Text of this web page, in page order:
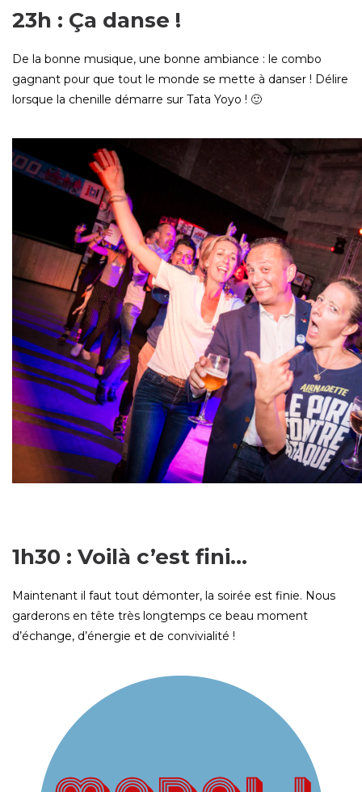
23h : Ça danse !
De la bonne musique, une bonne ambiance : le combo
gagnant pour que tout le monde se mette à danser ! Délire
lorsque la chenille démarre sur Tata Yoyo ! 🙂
1h30 : Voilà c’est fini…
Maintenant il faut tout démonter, la soirée est finie. Nous
garderons en tête très longtemps ce beau moment
d’échange, d’énergie et de convivialité !